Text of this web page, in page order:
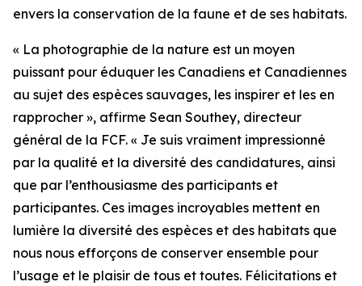
envers la conservation de la faune et de ses habitats.
« La photographie de la nature est un moyen
puissant pour éduquer les Canadiens et Canadiennes
au sujet des espèces sauvages, les inspirer et les en
rapprocher », affirme Sean Southey, directeur
général de la FCF. « Je suis vraiment impressionné
par la qualité et la diversité des candidatures, ainsi
que par l’enthousiasme des participants et
participantes. Ces images incroyables mettent en
lumière la diversité des espèces et des habitats que
nous nous efforçons de conserver ensemble pour
l’usage et le plaisir de tous et toutes. Félicitations et